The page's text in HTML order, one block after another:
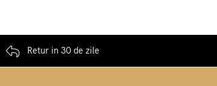
Retur in 30 de zile